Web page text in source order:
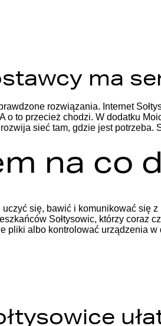
ma
rozwiązania. Internet
o to przecież chodzi. W dodatku
sieć tam, gdzie jest potrzeba.
na co
się, bawić i komunikować się
Sołtysowic, którzy coraz
pliki albo kontrolować urządzenia